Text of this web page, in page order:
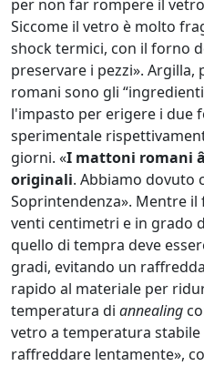
per non far rompere il
Siccome il vetro è molto
shock termici, con il forno
preservare i pezzi». Argilla,
romani sono gli
l'impasto per erigere i due
sperimentale
giorni. «I mattoni romani
originali. Abbiamo dovuto
Soprintendenza». Mentre
venti centimetri e in grado
quello di tempra deve
gradi, evitando un
rapido al materiale per
temperatura di annealing
vetro a temperatura
raffreddare lentamente»,